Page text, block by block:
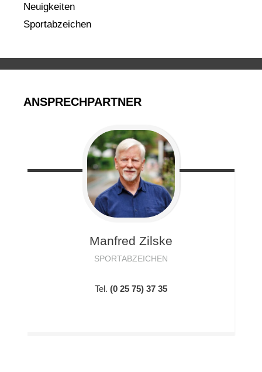
Neuigkeiten
Sportabzeichen
ANSPRECHPARTNER
Manfred Zilske
SPORTABZEICHEN
Tel. (0 25 75) 37 35